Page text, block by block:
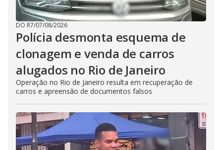
DO R7/07/08/2026
Polícia desmonta esquema de
clonagem e venda de carros
alugados no Rio de Janeiro
Operação no Rio de Janeiro resulta em recuperação de
carros e apreensão de documentos falsos